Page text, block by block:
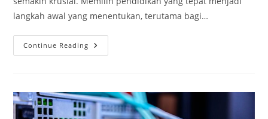
langkah awal yang menentukan, terutama bagi…
Continue Reading Menyingkap
Rahasia
Di
SMK
Pilihan